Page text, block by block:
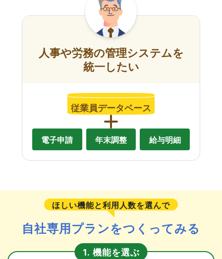
人事や労務の管理システムを
統一したい
従業員データベース
電子申請 年末調整 給与明細
ほしい機能と利用人数を選んで
自社専用プランをつくってみる
1. 機能を選ぶ